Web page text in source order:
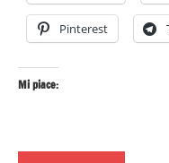
Pinterest
Mi piace: